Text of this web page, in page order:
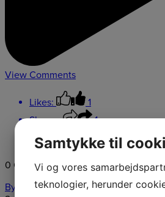
View Comments
Likes:
1
Shares:
1
Comments:
0
0 Comments
Comment on
Byberg Byg Håndværkerfirma ApS
Samtykke til
Vi og vores
teknologier, herunder